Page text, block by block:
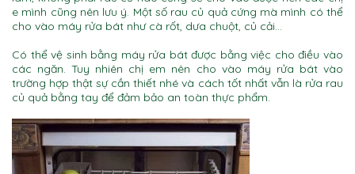
e mình cũng nên lưu ý. Một số rau củ quả cứng mà mình có thể
cho vào máy rửa bát như cà rốt, dưa chuột, củ cải…
Có thể vệ sinh bằng máy rửa bát được bằng việc cho điều vào
các ngăn. Tuy nhiên chị em nên cho vào máy rửa bát vào
trường hợp thật sự cần thiết nhé và cách tốt nhất vẫn là rửa rau
củ quả bằng tay để đảm bảo an toàn thực phẩm.